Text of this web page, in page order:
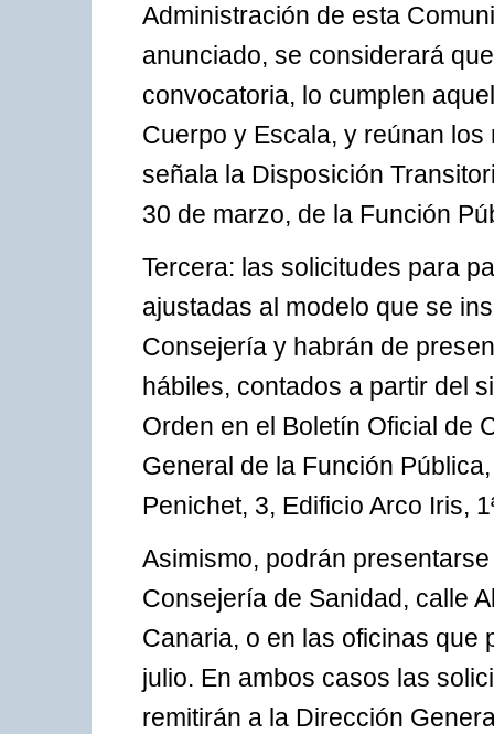
Administración de esta
anunciado, se considerará
convocatoria, lo cumplen
Cuerpo y Escala, y reúnan
señala la Disposición
30 de marzo, de la Función
Tercera: las solicitudes para
ajustadas al modelo que se
Consejería y habrán de
hábiles, contados a partir del
Orden en el Boletín Oficial de
General de la Función
Penichet, 3, Edificio Arco Iris,
Asimismo, podrán
Consejería de Sanidad, calle
Canaria, o en las oficinas que
julio. En ambos casos las
remitirán a la Dirección